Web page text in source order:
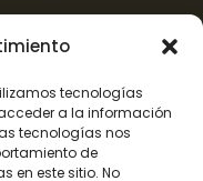
tecnologías
a la información
tecnologías nos
de
en este sitio. No
Legal
de Cookies